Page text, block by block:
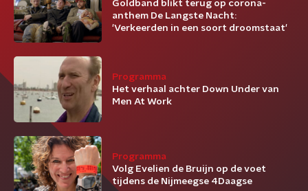
Goldband blikt terug op corona-
anthem De Langste Nacht:
'Verkeerden in een soort droomstaat'
Programma
Het verhaal achter Down Under van
Men At Work
Programma
Volg Evelien de Bruijn op de voet
tijdens de Nijmeegse 4Daagse